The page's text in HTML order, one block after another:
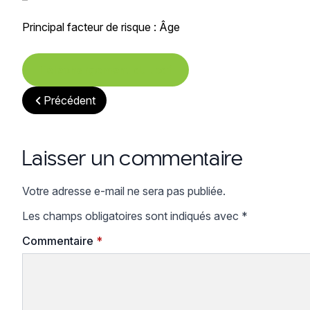
Principal facteur de risque : Âge
Précédent
Laisser un commentaire
Votre adresse e-mail ne sera pas publiée.
Les champs obligatoires sont indiqués avec *
Commentaire *